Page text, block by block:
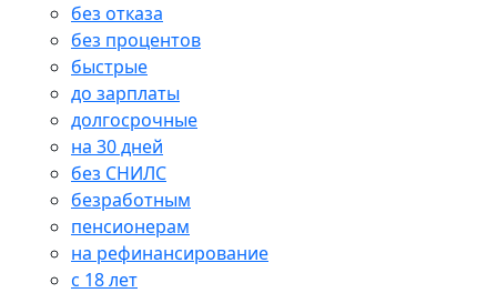
без отказа
без процентов
быстрые
до зарплаты
долгосрочные
на 30 дней
без СНИЛС
безработным
пенсионерам
на рефинансирование
с 18 лет